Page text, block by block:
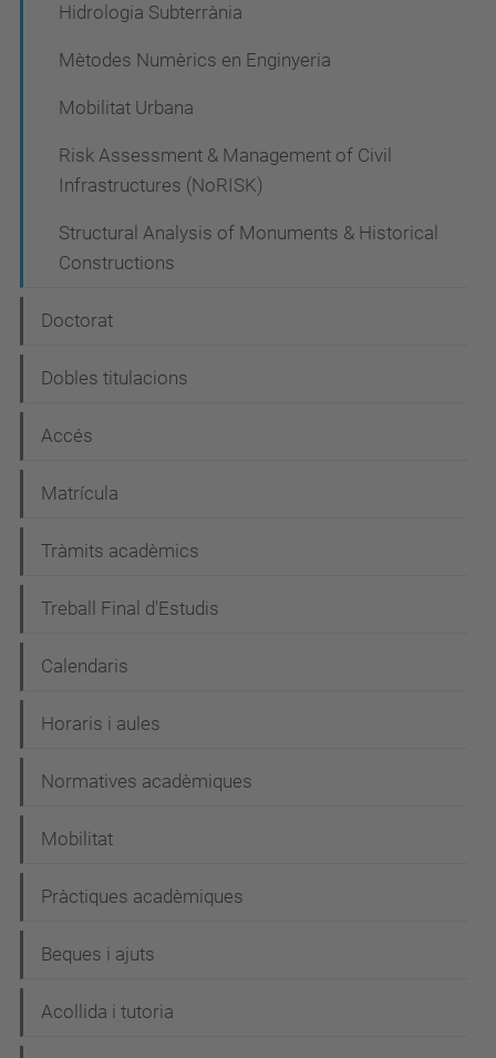
Hidrologia Subterrània
Mètodes Numèrics en Enginyeria
Mobilitat Urbana
Risk Assessment & Management of Civil
Infrastructures (NoRISK)
Structural Analysis of Monuments & Historical
Constructions
Doctorat
Dobles titulacions
Accés
Matrícula
Tràmits acadèmics
Treball Final d'Estudis
Calendaris
Horaris i aules
Normatives acadèmiques
Mobilitat
Pràctiques acadèmiques
Beques i ajuts
Acollida i tutoria